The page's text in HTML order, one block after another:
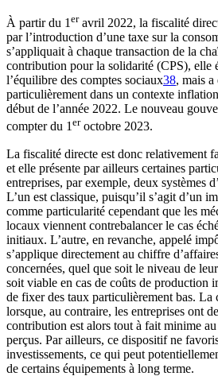
À partir du 1 eravril 2022, la fiscalité
par l’introduction d’une taxe sur la
s’appliquait à chaque transaction de la
contribution pour la solidarité (CPS), elle
l’équilibre des comptes sociaux38, mais a
particulièrement dans un contexte
début de l’année 2022. Le nouveau
compter du 1eroctobre 2023.
La fiscalité directe est donc relativement
et elle présente par ailleurs certaines
entreprises, par exemple, deux systèmes
L’un est classique, puisqu’il s’agit d’un
comme particularité cependant que les
locaux viennent contrebalancer le cas
initiaux. L’autre, en revanche, appelé
s’applique directement au chiffre
concernées, quel que soit le niveau de
soit viable en cas de coûts de production
de fixer des taux particulièrement bas. La
lorsque, au contraire, les entreprises ont
contribution est alors tout à fait minime
perçus. Par ailleurs, ce dispositif ne
investissements, ce qui peut
de certains équipements à long terme.